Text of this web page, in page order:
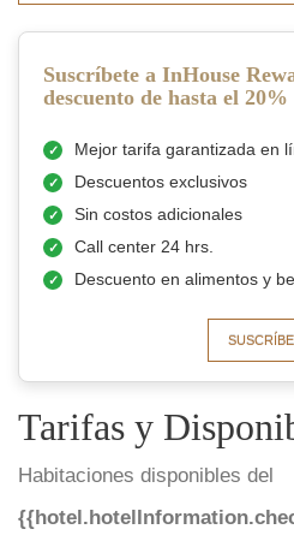
Suscríbete a InHouse
descuento de hasta el 20%
Mejor tarifa garantizada en
Descuentos exclusivos
Sin costos adicionales
Call center 24 hrs.
Descuento en alimentos y
Tarifas y
Habitaciones disponibles del